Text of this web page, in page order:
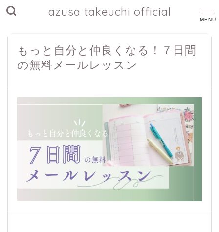
azusa takeuchi official
もっと自分と仲良くなる！７日間
の無料メールレッスン